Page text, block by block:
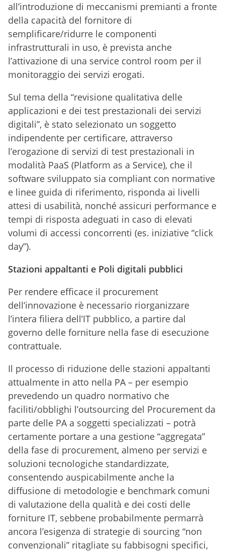
all’introduzione di meccanismi premianti a fronte
della capacità del fornitore di
semplificare/ridurre le componenti
infrastrutturali in uso, è prevista anche
l’attivazione di una service control room per il
monitoraggio dei servizi erogati.
Sul tema della “revisione qualitativa delle
applicazioni e dei test prestazionali dei servizi
digitali”, è stato selezionato un soggetto
indipendente per certificare, attraverso
l’erogazione di servizi di test prestazionali in
modalità PaaS (Platform as a Service), che il
software sviluppato sia compliant con normative
e linee guida di riferimento, risponda ai livelli
attesi di usabilità, nonché assicuri performance e
tempi di risposta adeguati in caso di elevati
volumi di accessi concorrenti (es. iniziative “click
day”).
Stazioni appaltanti e Poli digitali pubblici
Per rendere efficace il procurement
dell’innovazione è necessario riorganizzare
l’intera filiera dell’IT pubblico, a partire dal
governo delle forniture nella fase di esecuzione
contrattuale.
Il processo di riduzione delle stazioni appaltanti
attualmente in atto nella PA – per esempio
prevedendo un quadro normativo che
faciliti/obblighi l’outsourcing del Procurement da
parte delle PA a soggetti specializzati – potrà
certamente portare a una gestione “aggregata”
della fase di procurement, almeno per servizi e
soluzioni tecnologiche standardizzate,
consentendo auspicabilmente anche la
diffusione di metodologie e benchmark comuni
di valutazione della qualità e dei costi delle
forniture IT, sebbene probabilmente permarrà
ancora l’esigenza di strategie di sourcing “non
convenzionali” ritagliate su fabbisogni specifici,